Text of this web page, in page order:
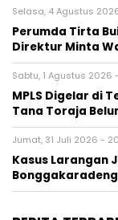
Selasa, 4 Agustus
Perumda Tirta
Direktur Minta
Sabtu, 1 Agustus 2026
MPLS Digelar di
Tana Toraja
Jumat, 31 Juli 2026 -
Kasus Larangan